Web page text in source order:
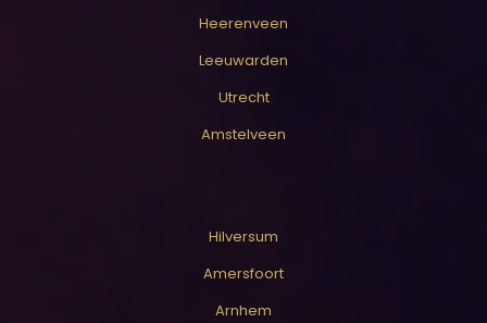
Heerenveen
Leeuwarden
Utrecht
Amstelveen
Hilversum
Amersfoort
Arnhem